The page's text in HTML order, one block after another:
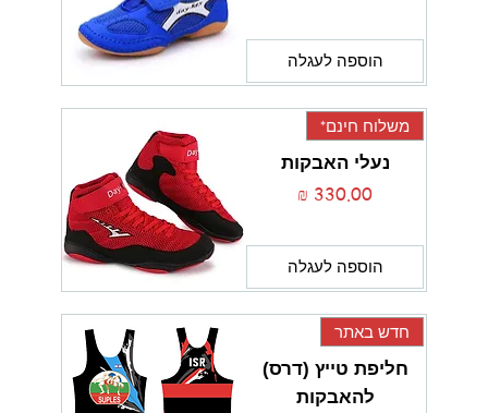
הוספה לעגלה
משלוח חינם*
נעלי האבקות
מחיר
הוספה לעגלה
חדש באתר
חליפת טייץ (דרס)
להאבקות